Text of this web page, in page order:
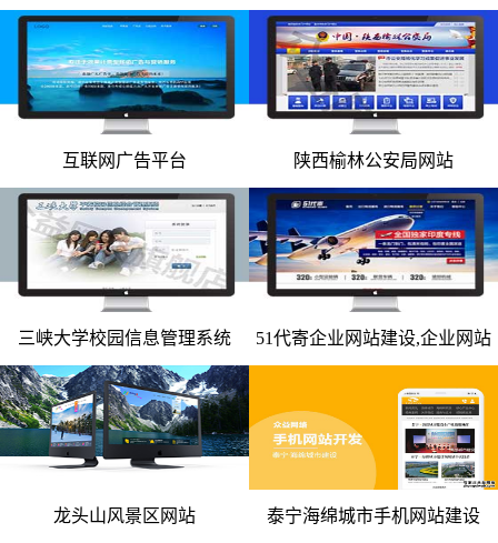
爱采购代运营
小红书代运营
知乎代运营
网站案例
网站建设案例
微信小程序案例
竞价托管案例
网站优化案例
全网营销案例
园网站
互联网广告平台
陕西榆林公安局网站
三峡大学校园信息管理系统
51代寄企业网站建设,企业网站
整站开发
龙头山风景区网站
泰宁海绵城市手机网站建设